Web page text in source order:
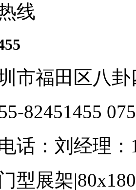
线
市福田区八卦
82451455
话：刘经理：
型展架